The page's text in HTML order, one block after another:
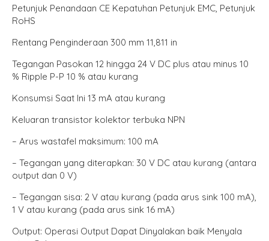
Petunjuk Penandaan CE Kepatuhan Petunjuk EMC, Petunjuk
RoHS
Rentang Penginderaan 300 mm 11,811 in
Tegangan Pasokan 12 hingga 24 V DC plus atau minus 10
% Ripple P-P 10 % atau kurang
Konsumsi Saat Ini 13 mA atau kurang
Keluaran transistor kolektor terbuka NPN
– Arus wastafel maksimum: 100 mA
– Tegangan yang diterapkan: 30 V DC atau kurang (antara
output dan 0 V)
– Tegangan sisa: 2 V atau kurang (pada arus sink 100 mA),
1 V atau kurang (pada arus sink 16 mA)
Output: Operasi Output Dapat Dinyalakan baik Menyala